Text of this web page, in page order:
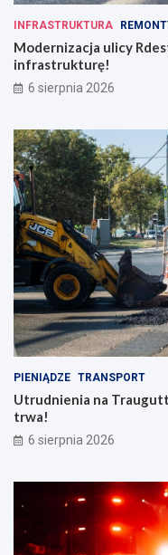
t
e
r
ó
o
d
z
i
e
n
n
o
ś
c
i
INFRASTRUKTURA
Modernizacja ulicy
infrastrukturę!
6 sierpnia 2026
PIENIĄDZE TRANSPORT
Utrudnienia na
trwa!
6 sierpnia 2026